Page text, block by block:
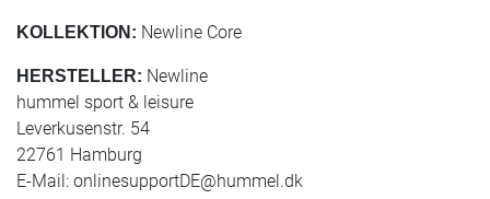
KOLLEKTION: Newline Core
HERSTELLER: Newline
hummel sport & leisure
Leverkusenstr. 54
22761 Hamburg
E-Mail: onlinesupportDE@hummel.dk